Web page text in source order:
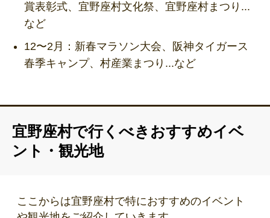
賞表彰式、宜野座村文化祭、宜野座村まつり...
など
12〜2月：新春マラソン大会、阪神タイガース
春季キャンプ、村産業まつり...など
宜野座村で行くべきおすすめイベ
ント・観光地
ここからは宜野座村で特におすすめのイベント